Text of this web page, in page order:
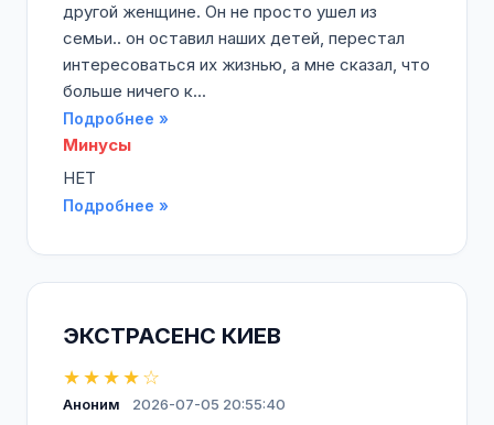
другой женщине. Он не просто ушел из
семьи.. он оставил наших детей, перестал
интересоваться их жизнью, а мне сказал, что
больше ничего к...
Подробнее »
Минусы
НЕТ
Подробнее »
ЭКСТРАСЕНС КИЕВ
★★★★☆
Аноним
2026-07-05 20:55:40